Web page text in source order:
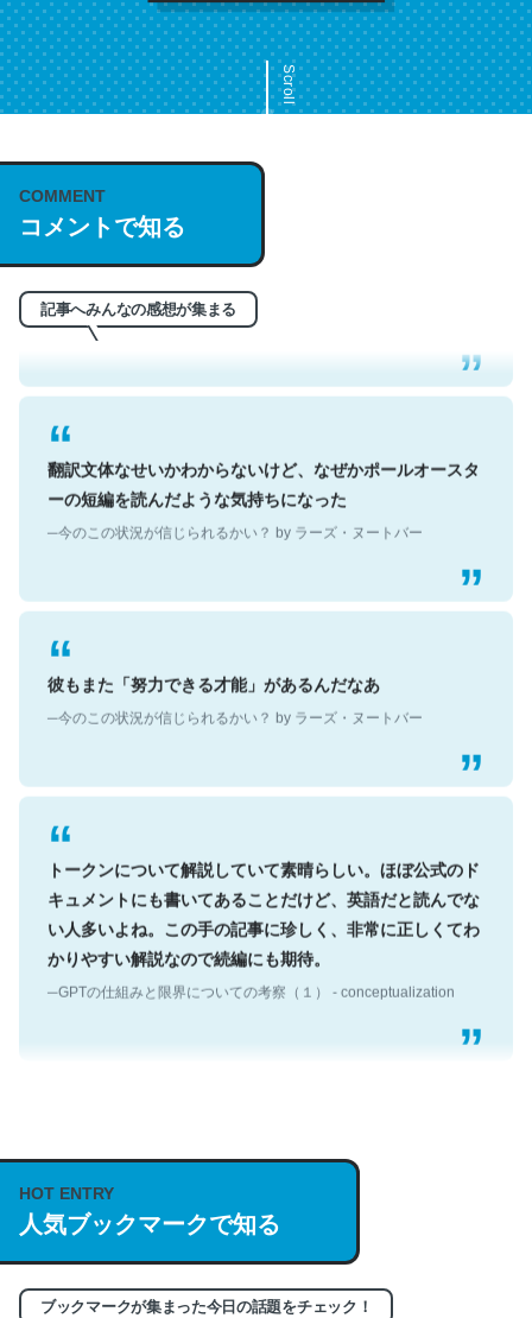
Scroll
COMMENT
コメントで知る
記事へみんなの感想が集まる
これは名文。彼はとてもクレバーなんだろうなと凄く思
う。英語少しでも読める人は原文もお勧め。自分はこの流
れ好き。Let’s Fucking Go. Then Covid hit. Shit.
─今のこの状況が信じられるかい？ by ラーズ・ヌートバー
翻訳文体なせいかわからないけど、なぜかポールオースタ
ーの短編を読んだような気持ちになった
彼もまた「努力できる才能」があるんだなあ
トークンについて解説していて素晴らしい。ほぼ公式のド
キュメントにも書いてあることだけど、英語だと読んでな
い人多いよね。この手の記事に珍しく、非常に正しくてわ
かりやすい解説なので続編にも期待。
説してる記事が少ないので貴重な良記事。/続編来た
https://isobe324649.hatenablog.com/entry/2023/03/27
/064121
─GPTの仕組みと限界についての考察（１） - conceptualization
HOT ENTRY
人気ブックマークで知る
ブックマークが集まった今日の話題をチェック！